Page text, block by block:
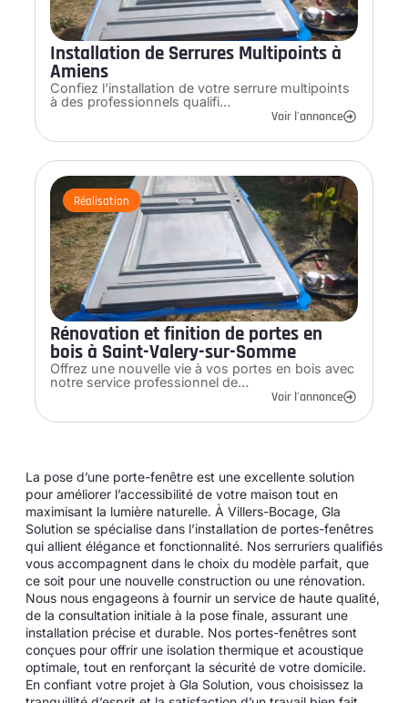
Installation de Serrures Multipoints à
Amiens
Confiez l’installation de votre serrure multipoints
à des professionnels qualifi…
Voir l'annonce
Réalisation
Rénovation et finition de portes en
bois à Saint-Valery-sur-Somme
Offrez une nouvelle vie à vos portes en bois avec
notre service professionnel de…
Voir l'annonce
La pose d’une porte-fenêtre est une excellente solution
pour améliorer l’accessibilité de votre maison tout en
maximisant la lumière naturelle. À Villers-Bocage, Gla
Solution se spécialise dans l’installation de portes-fenêtres
qui allient élégance et fonctionnalité. Nos serruriers qualifiés
vous accompagnent dans le choix du modèle parfait, que
ce soit pour une nouvelle construction ou une rénovation.
Nous nous engageons à fournir un service de haute qualité,
de la consultation initiale à la pose finale, assurant une
installation précise et durable. Nos portes-fenêtres sont
conçues pour offrir une isolation thermique et acoustique
optimale, tout en renforçant la sécurité de votre domicile.
En confiant votre projet à Gla Solution, vous choisissez la